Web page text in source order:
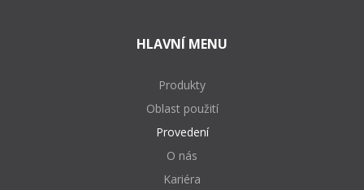
HLAVNÍ MENU
Produkty
Oblast použití
Provedení
O nás
Kariéra